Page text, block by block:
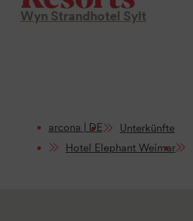
Wyn Strandhotel Sylt
arcona | DE
Unterkünfte
Hotel Elephant Weimar